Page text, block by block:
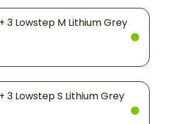
3 Lowstep M Lithium Grey
3 Lowstep S Lithium Grey